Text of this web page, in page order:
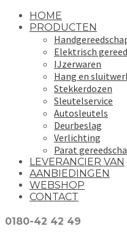
HOME
PRODUCTEN
Elektrisch
IJzerwaren
Hang en
Stekkerdozen
Sleutelservice
Autosleutels
Deurbeslag
Verlichting
Parat
LEVERANCIER VAN
AANBIEDINGEN
WEBSHOP
CONTACT
0180-42 42 49